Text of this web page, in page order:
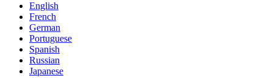
English
French
German
Portuguese
Spanish
Russian
Japanese